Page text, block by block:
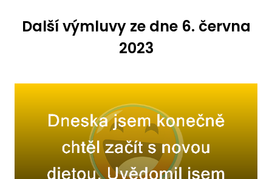
Další výmluvy ze dne 6. června
2023